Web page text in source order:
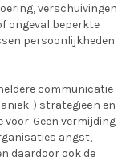
verschuivingen
ongeval beperkte
persoonlijkheden
communicatie
) strategieën en
Geen vermijding
angst,
daardoor ook de